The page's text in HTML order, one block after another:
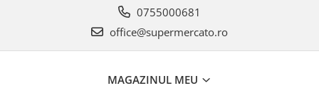
0755000681
office@supermercato.ro
MAGAZINUL MEU